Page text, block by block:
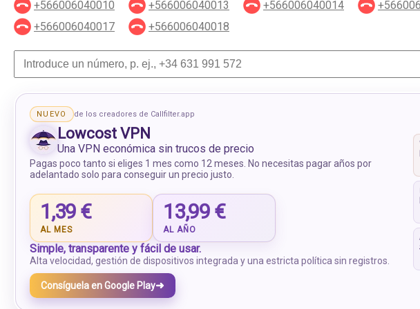
+566006040010
+566006040013 +566006040014
+566006040017
+566006040018
NUEVO de los creadores de Callfilter.app
Lowcost VPN
Una VPN económica sin trucos de precio
Pagas poco tanto si eliges 1 mes como 12 meses. No necesitas pagar años por
adelantado solo para conseguir un precio justo.
1,39 €
AL MES
13,99 €
AL AÑO
Simple, transparente y fácil de usar.
Alta velocidad, gestión de dispositivos integrada y una estricta política sin registros.
Consíguela en Google Play➜